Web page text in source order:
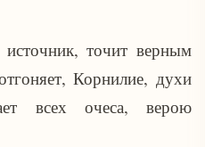
точит верным
Корнилие, духи
всех очеса, верою